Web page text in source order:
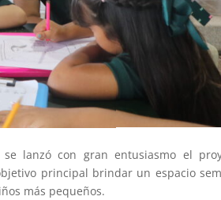
se lanzó con gran entusiasmo el
principal brindar un espacio
más pequeños.